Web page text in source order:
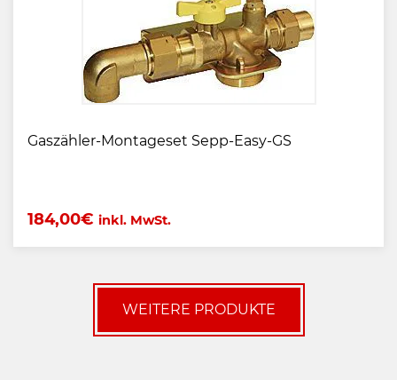
Gaszähler-Montageset Sepp-Easy-GS
184,00€ inkl. MwSt.
WEITERE PRODUKTE